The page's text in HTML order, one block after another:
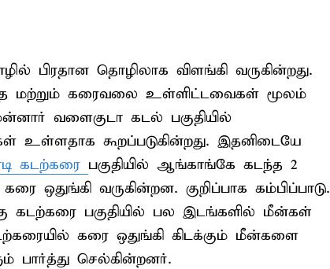
பிரதான தொழிலாக விளங்கி வருகின்றது.
மற்றும் கரைவலை உள்ளிட்டவைகள் மூலம்
வளைகுடா கடல் பகுதியில்
கூறப்படுகின்றது. இதனிடையே
கடற்கரை பகுதியில் ஆங்காங்கே கடந்த 2
ஒதுங்கி வருகின்றன. குறிப்பாக கம்பிப்பாடு.
கடற்கரை பகுதியில் பல இடங்களில் மீன்கள்
கரை ஒதுங்கி கிடக்கும் மீன்களை
பார்த்து செல்கின்றனர்.